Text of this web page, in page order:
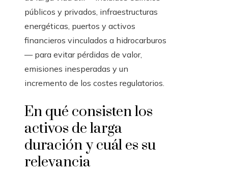
públicos y privados, infraestructuras
energéticas, puertos y activos
financieros vinculados a hidrocarburos
— para evitar pérdidas de valor,
emisiones inesperadas y un
incremento de los costes regulatorios.
En qué consisten los
activos de larga
duración y cuál es su
relevancia